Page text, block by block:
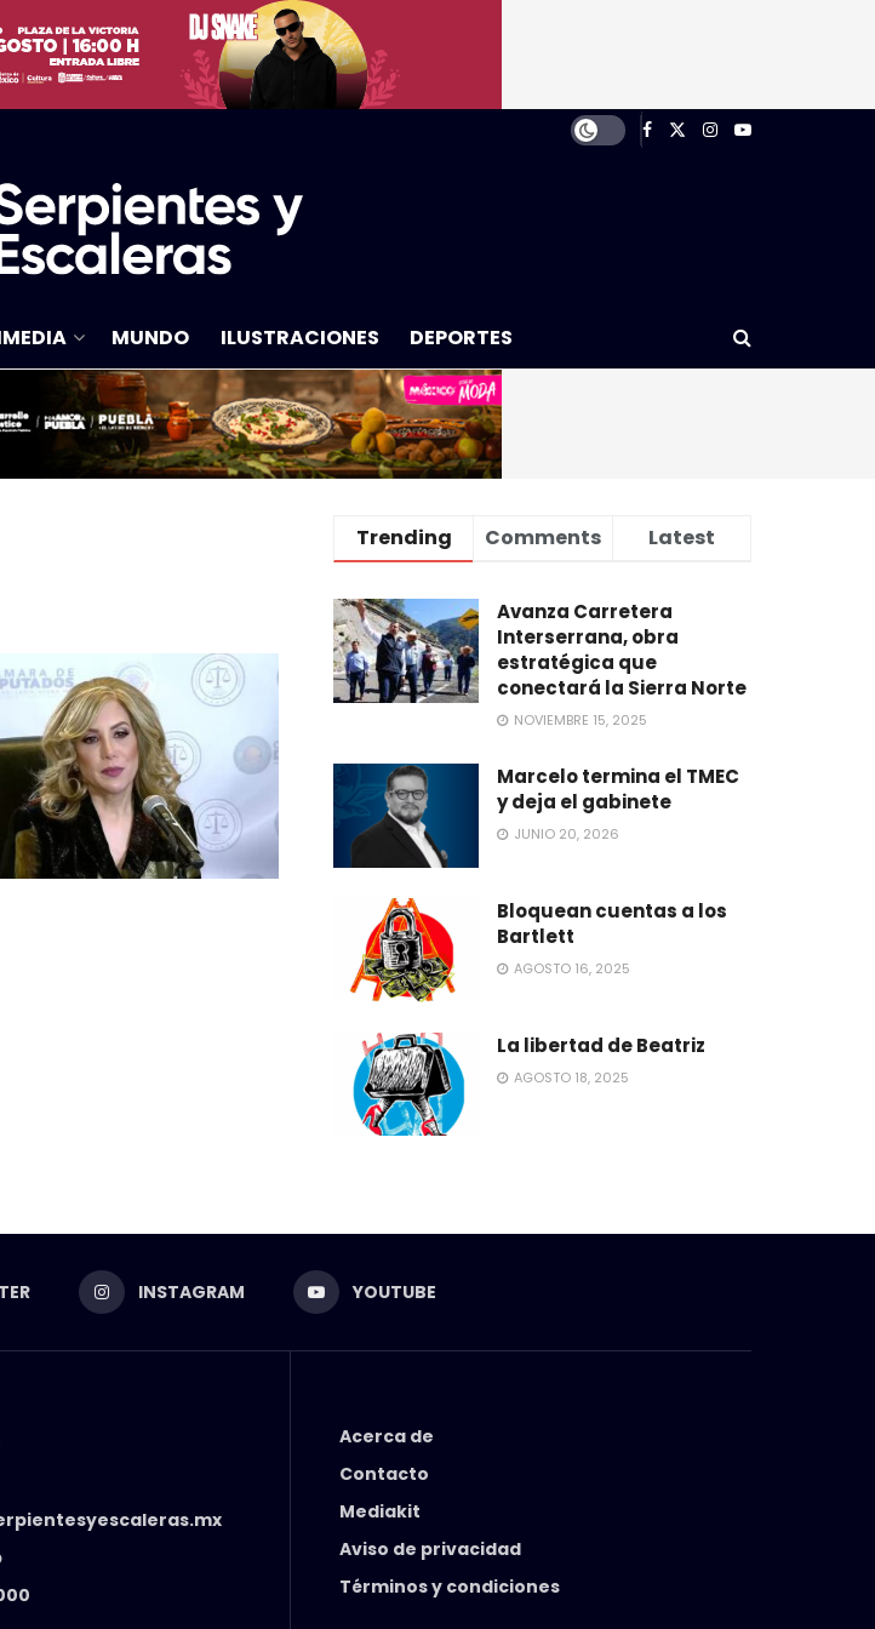
MUNDO ILUSTRACIONES DEPORTES
Trending Comments Latest
Avanza Carretera
Interserrana, obra
estratégica que
conectará la Sierra Norte
NOVIEMBRE 15, 2025
Marcelo termina el TMEC
y deja el gabinete
JUNIO 20, 2026
Bloquean cuentas a los
Bartlett
AGOSTO 16, 2025
La libertad de Beatriz
AGOSTO 18, 2025
INSTAGRAM YOUTUBE
Acerca de
Contacto
Mediakit
Aviso de privacidad
Términos y condiciones